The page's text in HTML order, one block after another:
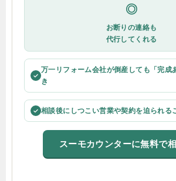
◎
お断りの連絡も
代行してくれる
✓
万一リフォーム会社が倒産しても「完成
き
✓ 相談後にしつこい営業や契約を迫られる
スーモカウンターに無料で